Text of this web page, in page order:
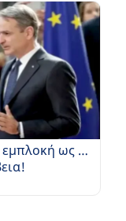
εμπλοκή ως …